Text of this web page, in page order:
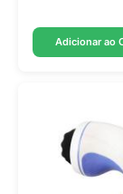
Adicionar ao